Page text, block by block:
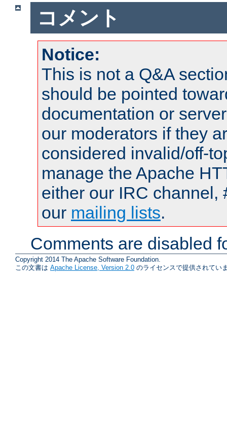
コメント
Notice:
This is not a Q&A
should be pointed
documentation or
our moderators if they
considered invalid/off-
manage the Apache
either our IRC channel,
our mailing lists.
Comments are disabled
Copyright 2014 The Apache Software Foundation.
この文書は Apache License, Version 2.0 のライセンスで提供されてい